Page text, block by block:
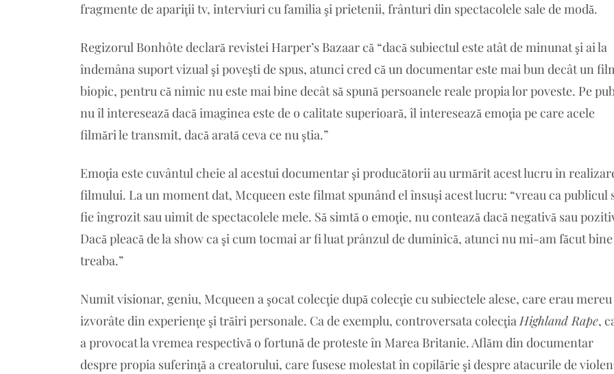
fragmente de apariţii tv, interviuri cu familia şi prietenii, frânturi din spectacolele sale de modă.
Regizorul Bonhôte declară revistei Harper’s Bazaar că “dacă subiectul este atât de minunat şi ai la
îndemâna suport vizual şi poveşti de spus, atunci cred că un documentar este mai bun decât un
biopic, pentru că nimic nu este mai bine decât să spună persoanele reale propia lor poveste. Pe
nu îl interesează dacă imaginea este de o calitate superioară, îl interesează emoţia pe care acele
filmări le transmit, dacă arată ceva ce nu ştia.”
Emoţia este cuvântul cheie al acestui documentar şi producătorii au urmărit acest lucru în
filmului. La un moment dat, Mcqueen este filmat spunând el însuşi acest lucru: “vreau ca publicul
fie îngrozit sau uimit de spectacolele mele. Să simtă o emoţie, nu contează dacă negativă sau
Dacă pleacă de la show ca şi cum tocmai ar fi luat prânzul de duminică, atunci nu mi-am făcut bine
treaba.”
Numit visionar, geniu, Mcqueen a şocat colecţie după colecţie cu subiectele alese, care erau mereu
izvorâte din experienţe şi trăiri personale. Ca de exemplu, controversata colecţiaHighland Rape,
a provocat la vremea respectivă o fortună de proteste în Marea Britanie. Aflăm din documentar
despre propia suferinţă a creatorului, care fusese molestat în copilărie şi despre atacurile de